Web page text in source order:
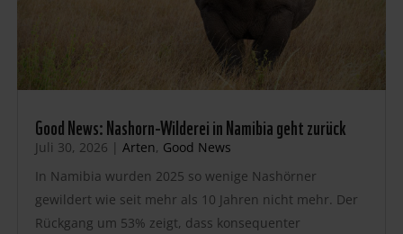
Good News: Nashorn-Wilderei in Namibia geht zurück
Juli 30, 2026 | Arten, Good News
In Namibia wurden 2025 so wenige Nashörner
gewildert wie seit mehr als 10 Jahren nicht mehr. Der
Rückgang um 53% zeigt, dass konsequenter